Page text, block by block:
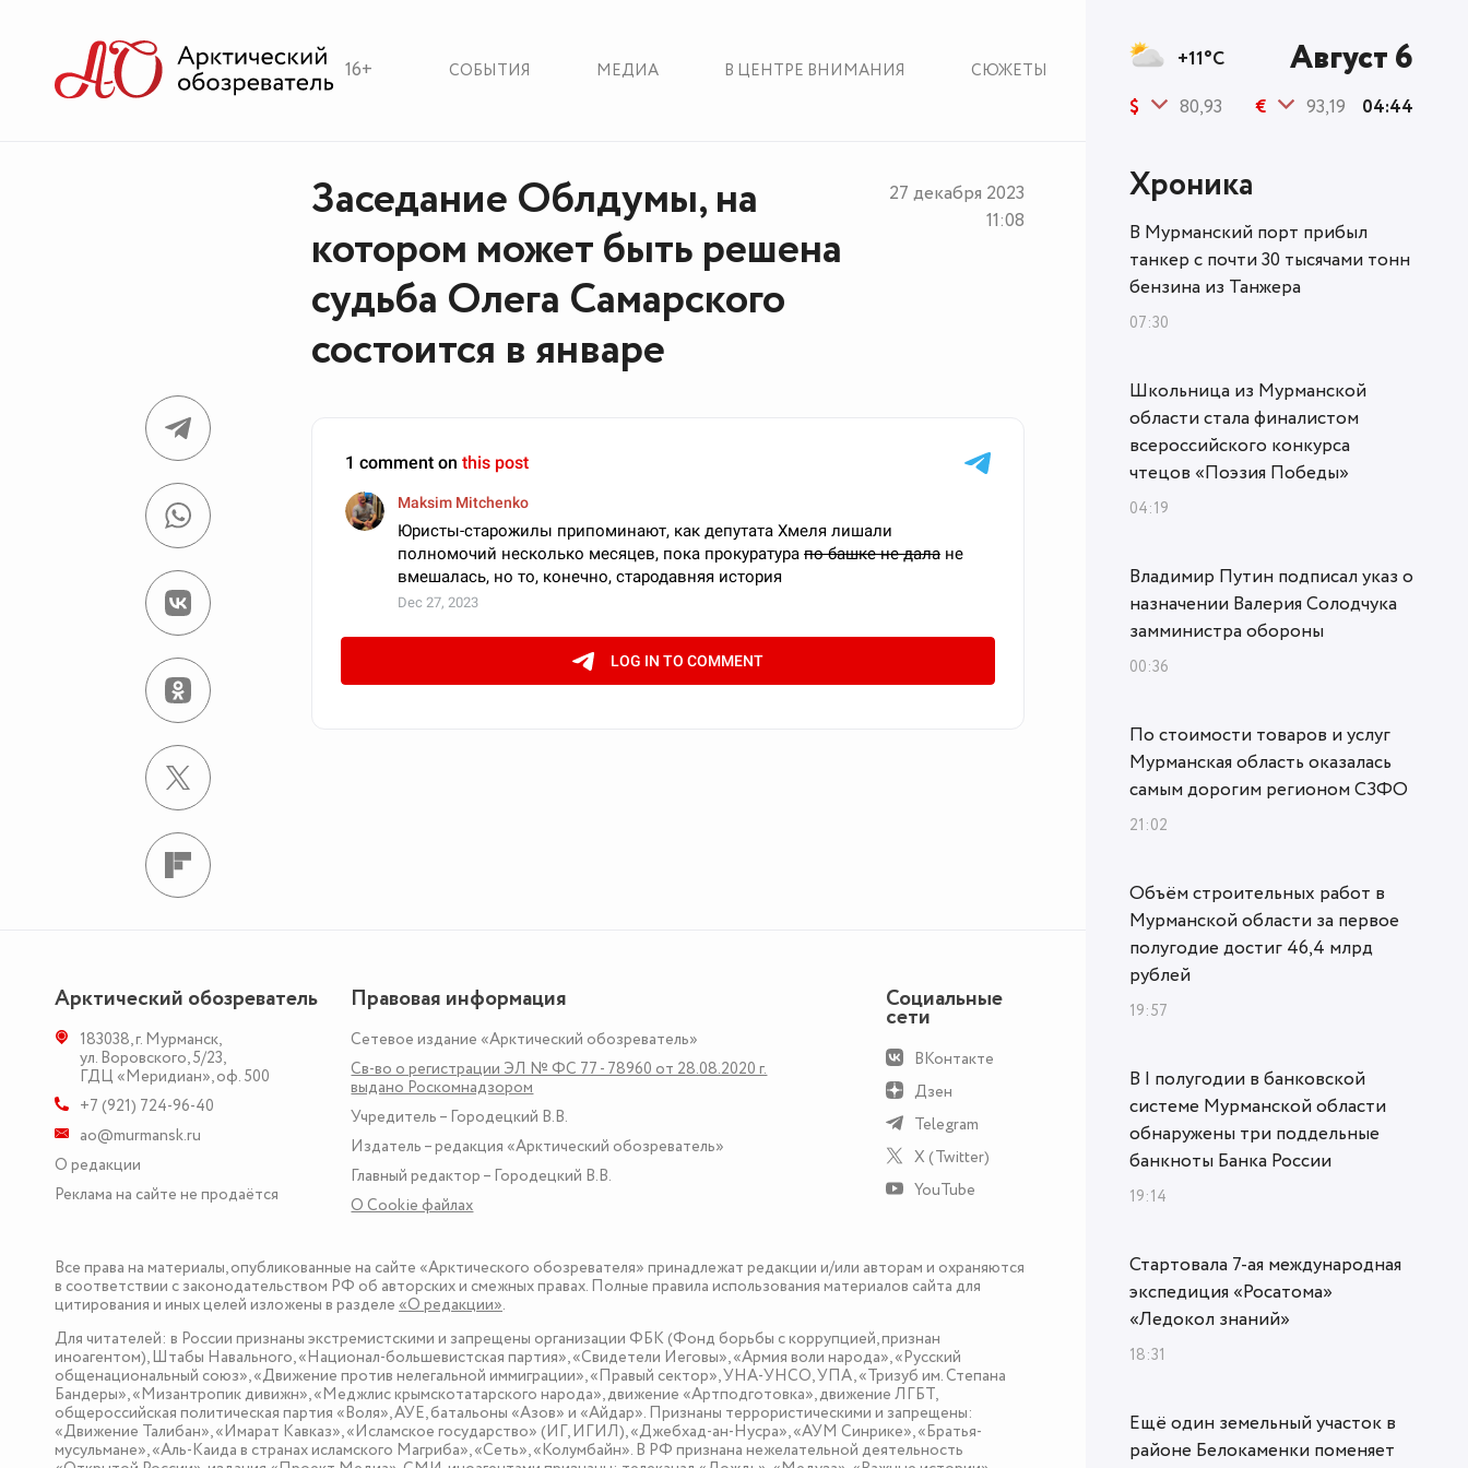
16+ СОБЫТИЯ МЕДИА В ЦЕНТРЕ ВНИМАНИЯ СЮЖЕТЫ
Заседание Облдумы, на
котором может быть решена
судьба Олега Самарского
состоится в январе
27 декабря 2023
11:08
Арктический обозреватель
183038,г. Мурманск,
ул. Воровского, 5/23,
ГДЦ «Меридиан», оф. 500
+7 (921) 724-96-40
ao@murmansk.ru
О редакции
Реклама на сайте не продаётся
Правовая информация
Сетевое издание «Арктический обозреватель»
Св-во о регистрации ЭЛ № ФС 77 - 78960 от 28.08.2020 г.
выдано Роскомнадзором
Учредитель – Городецкий В.В.
Издатель – редакция «Арктический обозреватель»
Главный редактор – Городецкий В.В.
О Сookie файлах
Социальные
сети
ВКонтакте
Дзен
Telegram
X (Twitter)
YouTube
Все права на материалы, опубликованные на сайте «Арктического обозревателя» принадлежат редакции и/или авторам и охраняются
в соответствии с законодательством РФ об авторских и смежных правах. Полные правила использования материалов сайта для
цитирования и иных целей изложены в разделе «О редакции».
Для читателей: в России признаны экстремистскими и запрещены организации ФБК (Фонд борьбы с коррупцией, признан
иноагентом), Штабы Навального, «Национал-большевистская партия», «Свидетели Иеговы», «Армия воли народа», «Русский
общенациональный союз», «Движение против нелегальной иммиграции», «Правый сектор», УНА-УНСО, УПА, «Тризуб им. Степана
Бандеры», «Мизантропик дивижн», «Меджлис крымскотатарского народа», движение «Артподготовка», движение ЛГБТ,
общероссийская политическая партия «Воля», АУЕ, батальоны «Азов» и «Айдар». Признаны террористическими и запрещены:
«Движение Талибан», «Имарат Кавказ», «Исламское государство» (ИГ, ИГИЛ), «Джебхад-ан-Нусра», «АУМ Синрике», «Братья-
мусульмане», «Аль-Каида в странах исламского Магриба», «Сеть», «Колумбайн». В РФ признана нежелательной деятельность
+11°C Август 6
$ 80,93 € 93,19 04:44
Хроника
В Мурманский порт прибыл
танкер с почти 30 тысячами тонн
бензина из Танжера
07:30
Школьница из Мурманской
области стала финалистом
всероссийского конкурса
чтецов «Поэзия Победы»
04:19
Владимир Путин подписал указ о
назначении Валерия Солодчука
замминистра обороны
00:36
По стоимости товаров и услуг
Мурманская область оказалась
самым дорогим регионом СЗФО
21:02
Объём строительных работ в
Мурманской области за первое
полугодие достиг 46,4 млрд
рублей
19:57
В I полугодии в банковской
системе Мурманской области
обнаружены три поддельные
банкноты Банка России
19:14
Стартовала 7-ая международная
экспедиция «Росатома»
«Ледокол знаний»
18:31
Ещё один земельный участок в
районе Белокаменки поменяет